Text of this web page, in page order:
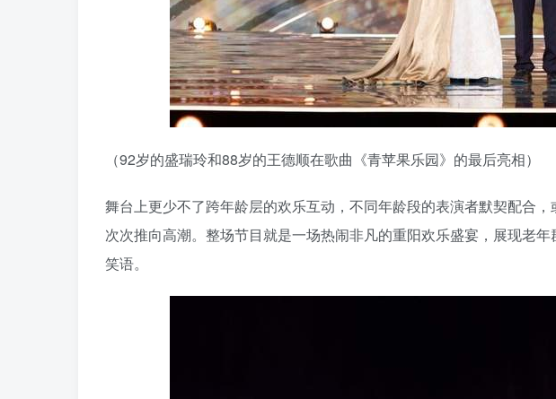
（92岁的盛瑞玲和88岁的王德顺在歌曲《青苹果乐园》的最后亮相）
舞台上更少不了跨年龄层的欢乐互动，不同年龄段的表演者默契配合
次次推向高潮。整场节目就是一场热闹非凡的重阳欢乐盛宴，展现老
笑语。